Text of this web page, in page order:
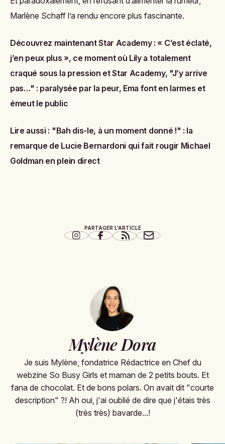
Marlène Schaff l’a rendu encore plus fascinante.
Découvrez maintenantStar Academy : « C’est éclaté,
j’en peux plus », ce moment où Lily a totalement
craqué sous la pression etStar Academy, "J’y arrive
pas…" : paralysée par la peur, Ema font en larmes et
émeut le public
Lire aussi : "Bah dis-le, à un moment donné !" : la
remarque de Lucie Bernardoni qui fait rougir Michael
Goldman en plein direct
PARTAGER L'ARTICLE
Mylène Dora
Je suis Mylène, fondatrice Rédactrice en Chef du
webzine So Busy Girls et maman de 2 petits bouts. Et
fana de chocolat. Et de bons polars. On avait dit "courte
description" ?! Ah oui, j'ai oublié de dire que j'étais très
(très très) bavarde...!